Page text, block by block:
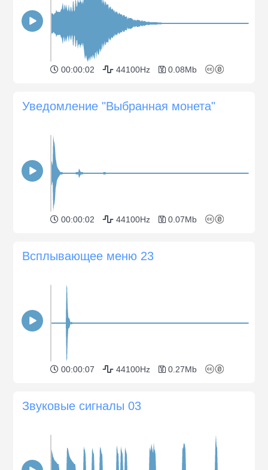
00:00:02 44100Hz 0.08Mb
Уведомление "Выбранная монета"
00:00:02 44100Hz 0.07Mb
Всплывающее меню 23
00:00:07 44100Hz 0.27Mb
Звуковые сигналы 03